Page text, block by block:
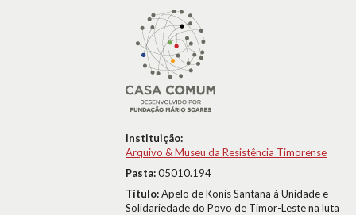
Instituição:
Arquivo & Museu da Resistência Timorense
Pasta:05010.194
Título:Apelo de Konis Santana à Unidade e
Solidariedade do Povo de Timor-Leste na luta